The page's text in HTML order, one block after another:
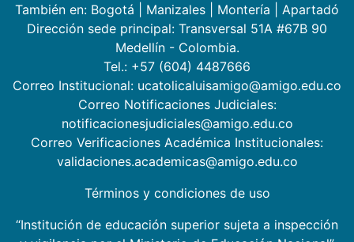
También en: Bogotá Manizales Montería
Apartadó
Dirección sede principal: Transversal 51A #67B 90
Medellín - Colombia.
Tel.: +57 (604) 4487666
Correo Institucional: ucatolicaluisamigo@amigo.edu.co
Correo Notificaciones Judiciales:
notificacionesjudiciales@amigo.edu.co
Correo Verificaciones Académica Institucionales:
validaciones.academicas@amigo.edu.co
Términos y condiciones de uso
“Institución de educación superior sujeta a inspección